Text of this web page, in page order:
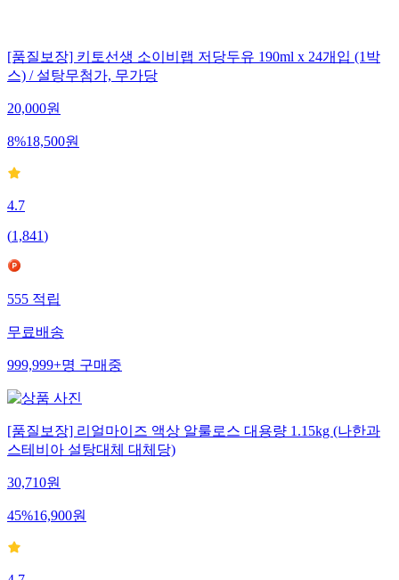
[품질보장] 키토선생 소이비랩 저당두유 190ml x 24개입 (1박
스) / 설탕무첨가, 무가당
20,000원
8%18,500원
4.7
(1,841)
555 적립
무료배송
999,999+명 구매중
[품질보장] 리얼마이즈 액상 알룰로스 대용량 1.15kg (나한과
스테비아 설탕대체 대체당)
30,710원
45%16,900원